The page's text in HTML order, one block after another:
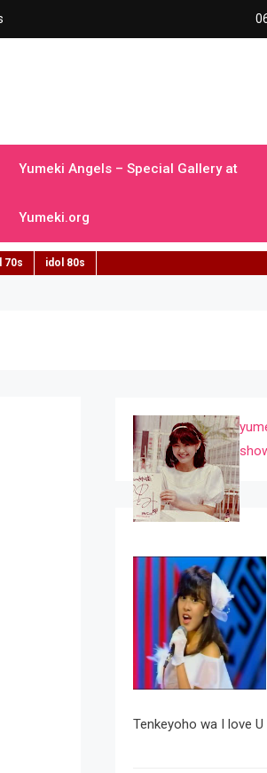
Yumeki Angels – Special Gallery at
Yumeki.org
70s idol 80s
Tenkeyoho wa I love U